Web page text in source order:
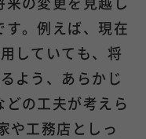
。例えば、現在
していても、将
よう、あらかじ
の工夫が考えら
や工務店としっ